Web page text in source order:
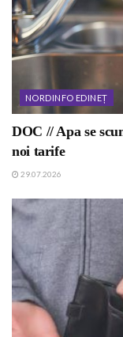
NORDINFO EDINEȚ
DOC // Apa se
noi tarife
29.07.2026